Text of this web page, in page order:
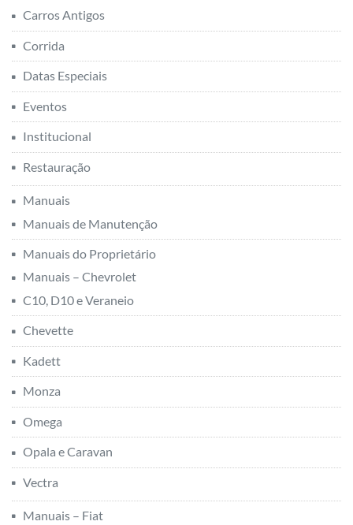
Carros Antigos
Corrida
Datas Especiais
Eventos
Institucional
Restauração
Manuais
Manuais de Manutenção
Manuais do Proprietário
Manuais – Chevrolet
C10, D10 e Veraneio
Chevette
Kadett
Monza
Omega
Opala e Caravan
Vectra
Manuais – Fiat